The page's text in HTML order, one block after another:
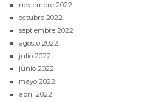
noviembre 2022
octubre 2022
septiembre 2022
agosto 2022
julio 2022
junio 2022
mayo 2022
abril 2022